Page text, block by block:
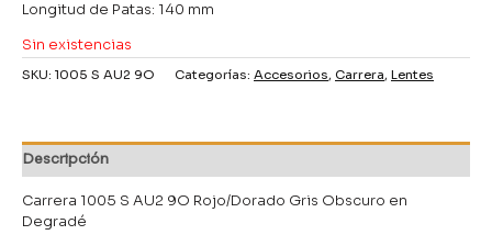
Longitud de Patas: 140 mm
Sin existencias
SKU: 1005 S AU2 9O Categorías: Accesorios, Carrera, Lentes
Descripción
Carrera 1005 S AU2 9O Rojo/Dorado Gris Obscuro en
Degradé